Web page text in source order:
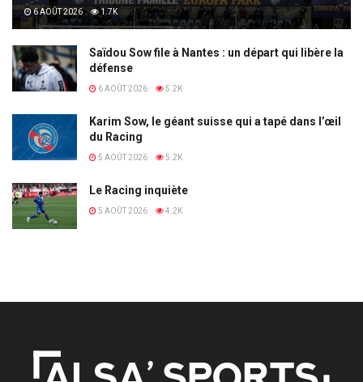
6 AOÛT 2026 1.7K
Saïdou Sow file à Nantes : un départ qui libère la
défense
6 AOÛT 2026 5.2K
Karim Sow, le géant suisse qui a tapé dans l’œil
du Racing
5 AOÛT 2026 5.2K
Le Racing inquiète
5 AOÛT 2026 4.2K